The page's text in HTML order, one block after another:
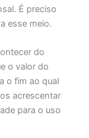
É preciso
esse meio.
do
o valor do
o fim ao qual
acrescentar
para o uso